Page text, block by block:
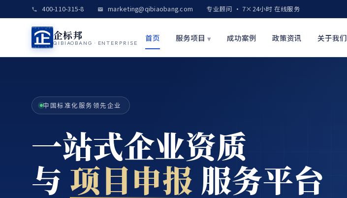
400-110-315-8 marketing@qibiaobang.com 专业顾问 · 7×24小时 在线服务
企标邦
QIBIAOBANG · ENTERPRISE 首页 服务项目 ▾ 成功案例 政策资讯 关于我们
中国标准化服务领先企业
一站式企业资质
与 项目申报 服务平台